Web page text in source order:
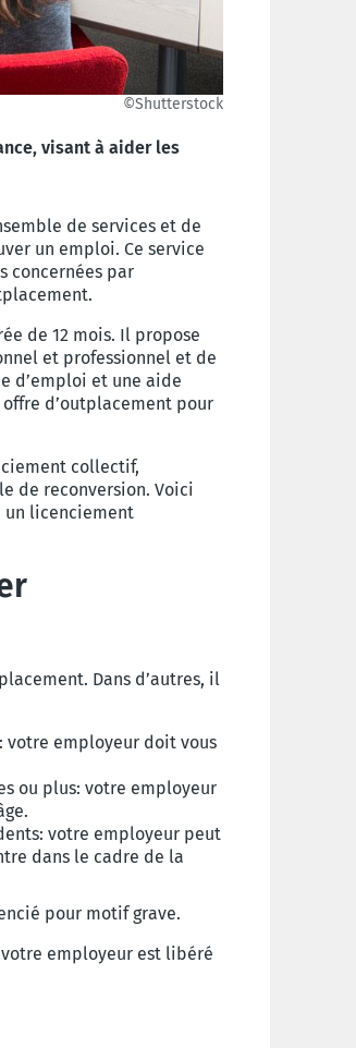
©Shutterstock
visant à aider les
de services et de
un emploi. Ce service
concernées par
de 12 mois. Il propose
et professionnel et de
d’emploi et une aide
d’outplacement pour
collectif,
de reconversion. Voici
un licenciement
Dans d’autres, il
votre employeur doit vous
ou plus: votre employeur
votre employeur peut
dans le cadre de la
pour motif grave.
employeur est libéré